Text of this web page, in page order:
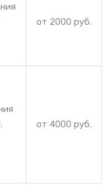
от 2000 руб.
от 4000 руб.